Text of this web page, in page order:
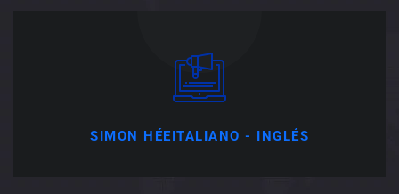
SIMON HÉEITALIANO - INGLÉS